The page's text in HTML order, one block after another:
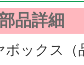
品詳細
ボックス